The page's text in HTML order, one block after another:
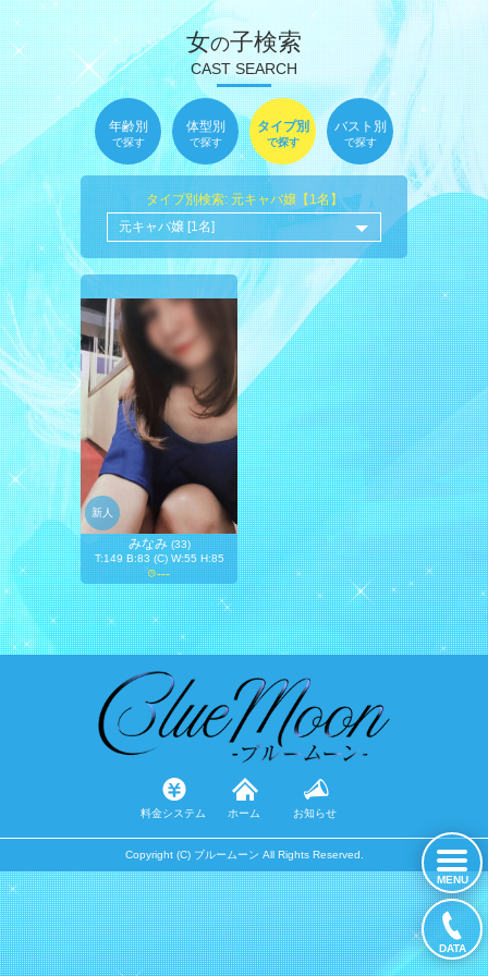
MENU
DATA
女の子検索
CAST SEARCH
年齢別
で探す
体型別
で探す
タイプ別
で探す
バスト別
で探す
タイプ別検索: 元キャバ嬢【1名】
新人
みなみ(33)
T:149 B:83 (C) W:55 H:85
---
料金システム ホーム お知らせ
Copyright (C) ブルームーン All Rights Reserved.